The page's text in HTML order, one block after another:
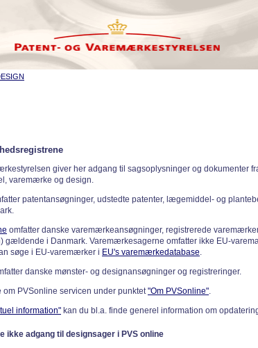
giver her adgang til sagsoplysninger og dokumenter
varemærke og design.
patentansøgninger, udstedte patenter, lægemiddel- og
omfatter danske varemærkeansøgninger, registrerede
gældende i Danmark. Varemærkesagerne omfatter ikke EU-
søge i EU-varemærker i EU's varemærkedatabase.
danske mønster- og designansøgninger og registreringer.
PVSonline servicen under punktet"Om PVSonline".
information" kan du bl.a. finde generel information om
ikke adgang til designsager i PVS online